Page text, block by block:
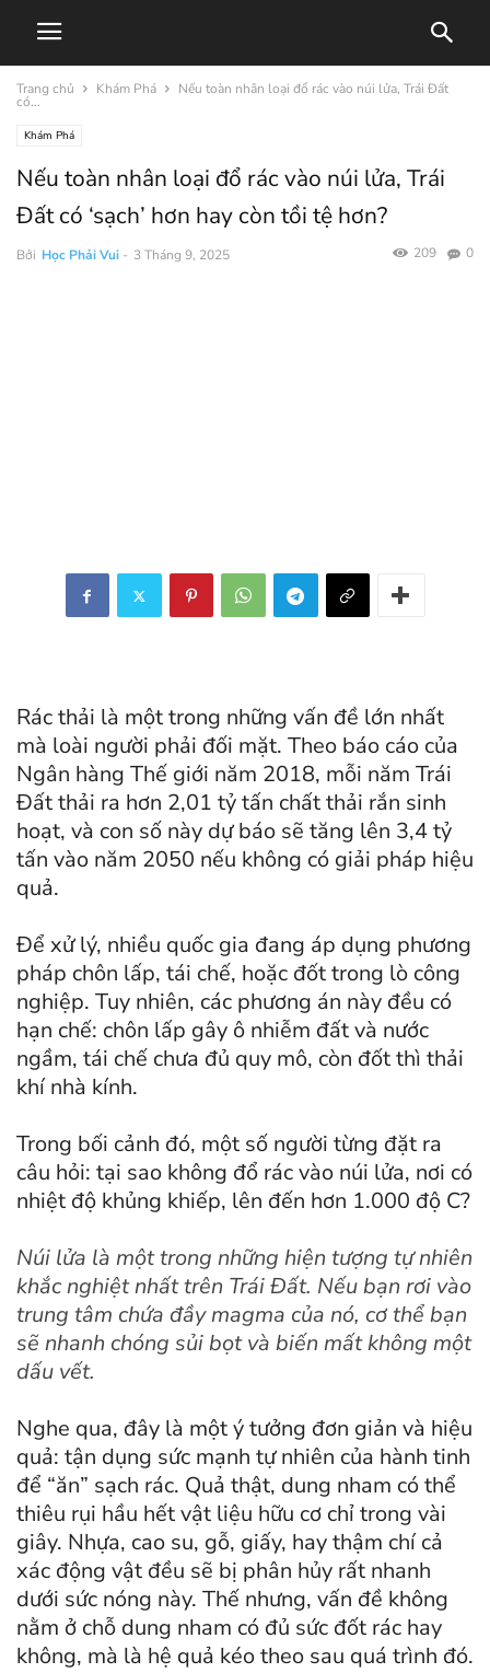
Trang chủ Khám Phá Nếu toàn nhân loại đổ rác vào núi lửa, Trái Đất
có...
Khám Phá
Nếu toàn nhân loại đổ rác vào núi lửa, Trái
Đất có ‘sạch’ hơn hay còn tồi tệ hơn?
Bởi Học Phải Vui - 3 Tháng 9, 2025 0
209
Rác thải là một trong những vấn đề lớn nhất
mà loài người phải đối mặt. Theo báo cáo của
Ngân hàng Thế giới năm 2018, mỗi năm Trái
Đất thải ra hơn 2,01 tỷ tấn chất thải rắn sinh
hoạt, và con số này dự báo sẽ tăng lên 3,4 tỷ
tấn vào năm 2050 nếu không có giải pháp hiệu
quả.
Để xử lý, nhiều quốc gia đang áp dụng phương
pháp chôn lấp, tái chế, hoặc đốt trong lò công
nghiệp. Tuy nhiên, các phương án này đều có
hạn chế: chôn lấp gây ô nhiễm đất và nước
ngầm, tái chế chưa đủ quy mô, còn đốt thì thải
khí nhà kính.
Trong bối cảnh đó, một số người từng đặt ra
câu hỏi: tại sao không đổ rác vào núi lửa, nơi có
nhiệt độ khủng khiếp, lên đến hơn 1.000 độ C?
Núi lửa là một trong những hiện tượng tự nhiên
khắc nghiệt nhất trên Trái Đất. Nếu bạn rơi vào
trung tâm chứa đầy magma của nó, cơ thể bạn
sẽ nhanh chóng sủi bọt và biến mất không một
dấu vết.
Nghe qua, đây là một ý tưởng đơn giản và hiệu
quả: tận dụng sức mạnh tự nhiên của hành tinh
để “ăn” sạch rác. Quả thật, dung nham có thể
thiêu rụi hầu hết vật liệu hữu cơ chỉ trong vài
giây. Nhựa, cao su, gỗ, giấy, hay thậm chí cả
xác động vật đều sẽ bị phân hủy rất nhanh
dưới sức nóng này. Thế nhưng, vấn đề không
nằm ở chỗ dung nham có đủ sức đốt rác hay
không, mà là hệ quả kéo theo sau quá trình đó.